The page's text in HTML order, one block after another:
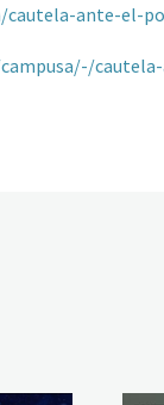
ante-el-